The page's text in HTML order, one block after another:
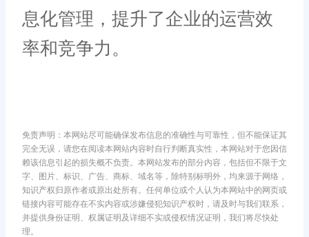
息化管理，提升了企业的运营效
率和竞争力。
免责声明：本网站尽可能确保发布信息的准确性与可靠性，但不能保证其
完全无误，请您在阅读本网站内容时自行判断真实性，本网站对于您因信
赖该信息引起的损失概不负责。本网站发布的部分内容，包括但不限于文
字、图片、标识、广告、商标、域名等，除特别标明外，均来源于网络，
知识产权归原作者或原出处所有。任何单位或个人认为本网站中的网页或
链接内容可能存在不实内容或涉嫌侵犯知识产权时，请及时与我们联系，
并提供身份证明、权属证明及详细不实或侵权情况证明，我们将尽快处
理。